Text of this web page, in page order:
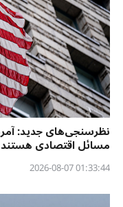
نظرسنجی‌‌های جدید:
مسائل اقتصادی هستند
01:33:44 2026-08-07